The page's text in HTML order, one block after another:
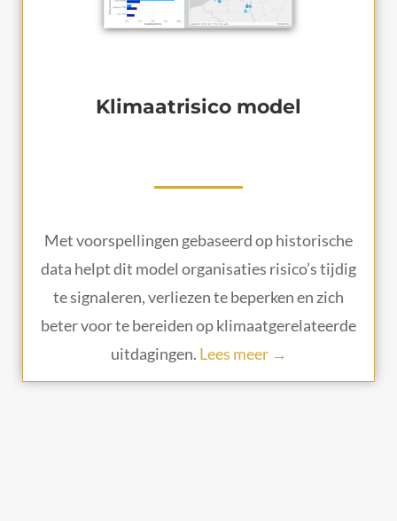
Klimaatrisico model
Met voorspellingen gebaseerd op historische
data helpt dit model organisaties risico’s tijdig
te signaleren, verliezen te beperken en zich
beter voor te bereiden op klimaatgerelateerde
uitdagingen. Lees meer →